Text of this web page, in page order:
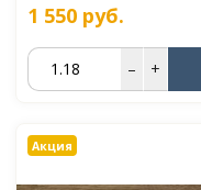
1 550 руб.
– +
Акция